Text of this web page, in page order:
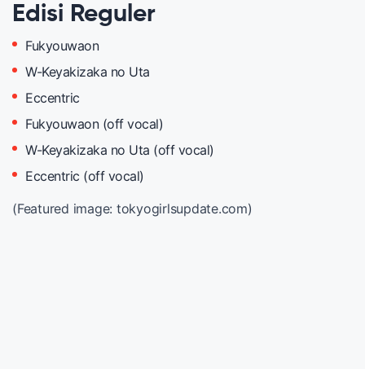
Edisi Reguler
Fukyouwaon
W-Keyakizaka no Uta
Eccentric
Fukyouwaon (off vocal)
W-Keyakizaka no Uta (off vocal)
Eccentric (off vocal)
(Featured image: tokyogirlsupdate.com)